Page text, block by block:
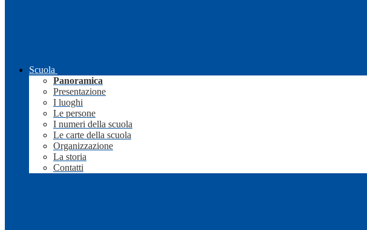
Scuola
Panoramica
Presentazione
I luoghi
Le persone
I numeri della scuola
Le carte della scuola
Organizzazione
La storia
Contatti